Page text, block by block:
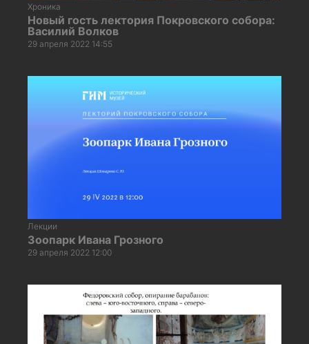
Хроника
Новый гость лектория Покровского собора:
Василий Волков
29 апреля 2022 14:55
Лекции
Зоопарк Ивана Грозного
29 апреля 2022 12:00